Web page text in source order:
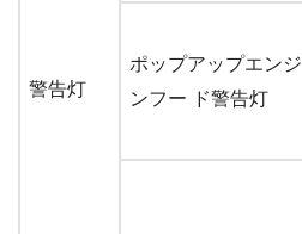
警告灯
ポップアップエンジ
ンフー ド警告灯